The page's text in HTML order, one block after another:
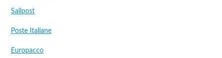
Sailpost
Poste Italiane
Europacco